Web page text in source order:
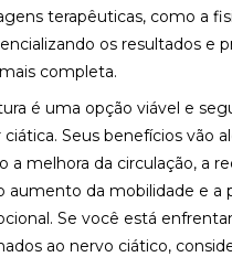
terapêuticas, como a
os resultados e
completa.
é uma opção viável e
Seus benefícios vão
a melhora da circulação, a
aumento da mobilidade e a
Se você está
ao nervo ciático,
E BEM-ESTAR NA
E BEM-ESTAR NA SUA
E BEM-ESTAR PELA
E BEM-ESTAR NA SUA